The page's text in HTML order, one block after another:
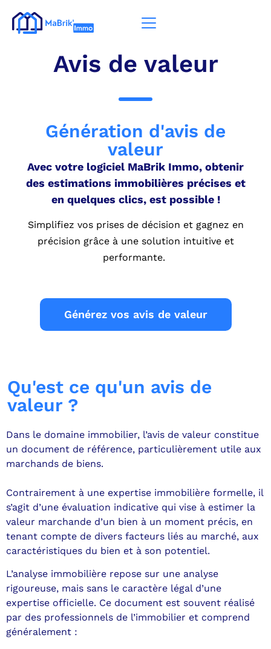
Avis de valeur
Génération d'avis de
valeur
Avec votre logiciel MaBrik Immo, obtenir
des estimations immobilières précises et
en quelques clics, est possible !
Simplifiez vos prises de décision et gagnez en
précision grâce à une solution intuitive et
performante.
Générez vos avis de valeur
Qu'est ce qu'un avis de
valeur ?
Dans le domaine immobilier, l’avis de valeur constitue
un document de référence, particulièrement utile aux
marchands de biens.
Contrairement à une expertise immobilière formelle, il
s’agit d’une évaluation indicative qui vise à estimer la
valeur marchande d’un bien à un moment précis, en
tenant compte de divers facteurs liés au marché, aux
caractéristiques du bien et à son potentiel.
L’analyse immobilière repose sur une analyse
rigoureuse, mais sans le caractère légal d’une
expertise officielle. Ce document est souvent réalisé
par des professionnels de l’immobilier et comprend
généralement :